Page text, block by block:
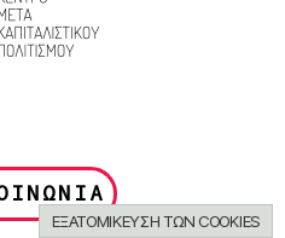
ΕΞΑΤΟΜΙΚΕΥΣΗ ΤΩΝ COOKIES